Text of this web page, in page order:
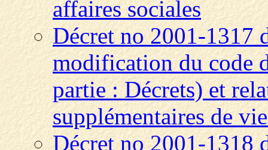
affaires sociales
Décret no 2001-1317
modification du code
partie : Décrets) et
supplémentaires de
Décret no 2001-1318